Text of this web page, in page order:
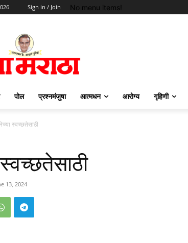
Sign in / Join No menu items!
पोल प्रश्नमंजुषा आत्मधन आरोग्य गृहिणी
स्वच्छतेसाठी
13, 2024